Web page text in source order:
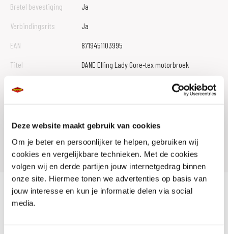
Deze website maakt gebruik van cookies
Om je beter en persoonlijker te helpen, gebruiken wij
cookies en vergelijkbare technieken. Met de cookies
volgen wij en derde partijen jouw internetgedrag binnen
onze site. Hiermee tonen we advertenties op basis van
jouw interesse en kun je informatie delen via social
media.
Bretel bevestiging
Ja
Verbindingsrits
Ja
EAN
8719451103995
Titel
DANE Elling Lady Gore-tex motorbroek
Leveranciersnummer
black
SKU
107452
Offline Sales
Nee
Dane Elling Lady Gore-tex is een comfortabele licht gewicht Gore-tex 2-
laagse damesmotorbroek. Door het membraan is de broek winddicht,
ademend en toch waterdicht. Gemakkelijk in te rijgen aan een Dane